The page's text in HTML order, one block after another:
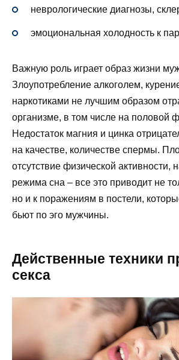
неврологические диагнозы,
эмоциональная холодность к
Важную роль играет образ жизни
Злоупотребление алкоголем,
наркотиками не лучшим образом
организме, в том числе на половой
Недостаток магния и цинка
на качестве, количестве спермы.
отсутствие физической активности,
режима сна – все это приводит не
но и к поражениям в постели,
бьют по эго мужчины.
Действенные техники
секса